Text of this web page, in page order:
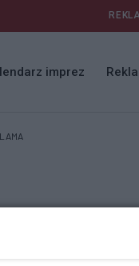
imprez